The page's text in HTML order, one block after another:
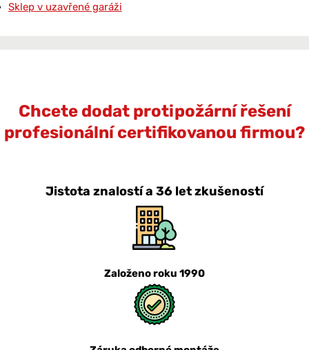
Sklep v uzavřené garáži
Chcete dodat protipožární řešení
profesionální certifikovanou firmou?
Jistota znalostí a 36 let zkušeností
Založeno roku 1990